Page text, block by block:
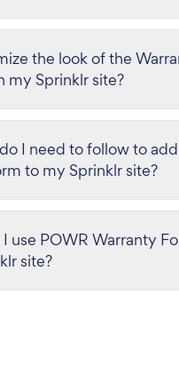
the look of the
my Sprinklr site?
I need to follow to add
to my Sprinklr site?
use POWR Warranty
site?